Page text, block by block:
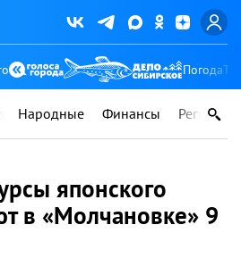
Погода
Народные Финансы Регионы
японского
в «Молчановке» 9